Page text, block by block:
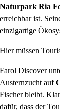
Naturpark Ria
erreichbar ist.
einzigartige
Hier müssen
Farol Discover
Austernzucht auf
Fischer bleibt.
dafür, dass der